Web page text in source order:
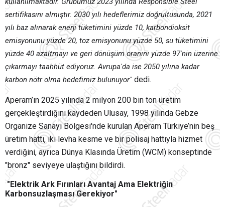
sertifikasını almıştır. 2030 yılı hedeflerimiz doğrultusunda, 2021
yılı baz alınarak enerji tüketimini yüzde 10, karbondioksit
emisyonunu yüzde 20, toz emisyonunu yüzde 50, su tüketimini
yüzde 40 azaltmayı ve geri dönüşüm oranını yüzde 97'nin üzerine
çıkarmayı taahhüt ediyoruz. Avrupa'da ise 2050 yılına kadar
karbon nötr olma hedefimiz bulunuyor" dedi.
Aperam’ın 2025 yılında 2 milyon 200 bin ton üretim
gerçekleştirdiğini kaydeden Ulusay, 1998 yılında Gebze
Organize Sanayi Bölgesi'nde kurulan Aperam Türkiye’nin beş
üretim hattı, iki levha kesme ve bir polisaj hattıyla hizmet
verdiğini, ayrıca Dünya Klasında Üretim (WCM) konseptinde
"bronz" seviyeye ulaştığını bildirdi.
"Elektrik Ark Fırınları Avantaj Ama Elektriğin
Karbonsuzlaşması Gerekiyor"